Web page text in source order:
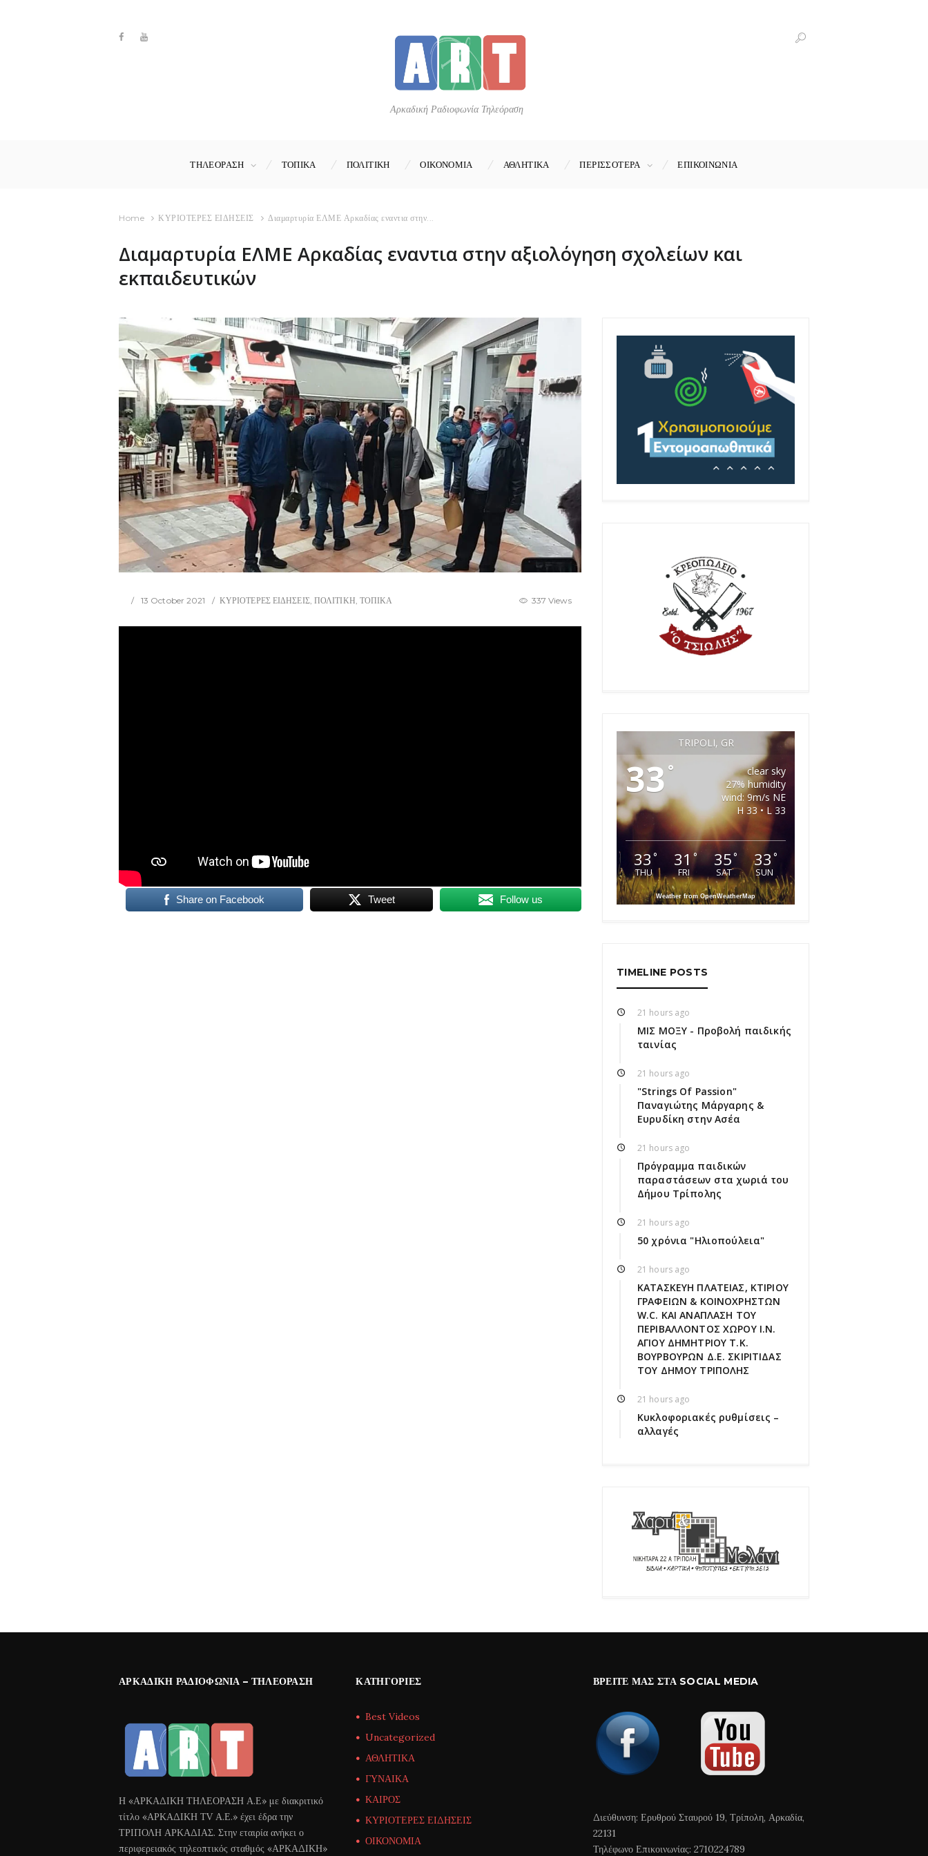
Αρκαδική Ραδιοφωνία Τηλεόραση
ΤΗΛΕΟΡΑΣΗ ΤΟΠΙΚΑ ΠΟΛΙΤΙΚΗ ΟΙΚΟΝΟΜΙΑ ΑΘΛΗΤΙΚΑ ΠΕΡΙΣΣΟΤΕΡΑ ΕΠΙΚΟΙΝΩΝΊΑ
Home ΚΥΡΙΟΤΕΡΕΣ ΕΙΔΗΣΕΙΣ Διαμαρτυρία ΕΛΜΕ Αρκαδίας εναντια στην...
Διαμαρτυρία ΕΛΜΕ Αρκαδίας εναντια στην αξιολόγηση σχολείων και
εκπαιδευτικών
13 October 2021 ΚΥΡΙΟΤΕΡΕΣ ΕΙΔΗΣΕΙΣ, ΠΟΛΙΤΙΚΗ, ΤΟΠΙΚΑ 337 Views
Share on Facebook Tweet Follow us
TRIPOLI, GR
33 °
clear sky
27% humidity
wind: 9m/s NE
H 33 • L 33
33 °
THU
31°
FRI
35°
SAT
33 °
SUN
Weather from OpenWeatherMap
TIMELINE POSTS
21 hours ago
ΜΙΣ ΜΟΞΥ - Προβολή παιδικής
ταινίας
21 hours ago
"Strings Of Passion"
Παναγιώτης Μάργαρης &
Ευρυδίκη στην Ασέα
21 hours ago
Πρόγραμμα παιδικών
παραστάσεων στα χωριά του
Δήμου Τρίπολης
21 hours ago
50 χρόνια "Ηλιοπούλεια"
21 hours ago
ΚΑΤΑΣΚΕΥΗ ΠΛΑΤΕΙΑΣ, ΚΤΙΡΙΟΥ
ΓΡΑΦΕΙΩΝ & ΚΟΙΝΟΧΡΗΣΤΩΝ
W.C. ΚΑΙ ΑΝΑΠΛΑΣΗ ΤΟΥ
ΠΕΡΙΒΑΛΛΟΝΤΟΣ ΧΩΡΟΥ Ι.Ν.
ΑΓΙΟΥ ΔΗΜΗΤΡΙΟΥ Τ.Κ.
ΒΟΥΡΒΟΥΡΩΝ Δ.Ε. ΣΚΙΡΙΤΙΔΑΣ
ΤΟΥ ΔΗΜΟΥ ΤΡΙΠΟΛΗΣ
21 hours ago
Κυκλοφοριακές ρυθμίσεις –
αλλαγές
ΑΡΚΑΔΙΚΉ ΡΑΔΙΟΦΩΝΊΑ – ΤΗΛΕΌΡΑΣΗ
Η «ΑΡΚΑΔΙΚΗ ΤΗΛΕΟΡΑΣΗ Α.Ε» με διακριτικό
τίτλο «ΑΡΚΑΔΙΚΗ ΤV Α.Ε.» έχει έδρα την
ΤΡΙΠΟΛΗ ΑΡΚΑΔΙΑΣ. Στην εταιρία ανήκει ο
περιφερειακός τηλεοπτικός σταθμός «ΑΡΚΑΔΙΚΗ»
ΚΑΤΗΓΟΡΊΕΣ
Best Videos
Uncategorized
ΑΘΛΗΤΙΚΑ
ΓΥΝΑΙΚΑ
ΚΑΙΡΟΣ
ΚΥΡΙΟΤΕΡΕΣ ΕΙΔΗΣΕΙΣ
ΟΙΚΟΝΟΜΙΑ
ΒΡΕΊΤΕ ΜΑΣ ΣΤΑ SOCIAL MEDIA
Διεύθυνση: Ερυθρού Σταυρού 19, Τρίπολη, Αρκαδία,
22131
Τηλέφωνο Επικοινωνίας: 2710224789